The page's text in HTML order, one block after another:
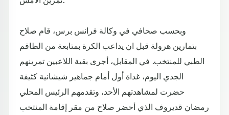
وبحسب صحافي في وكالة فرانس برس، قام صلاح
بتمارين هرولة قبل ان يداعب الكرة بمتابعة من الطاقم
الطبي للمنتخب. في المقابل، أجرى بقية اللاعبين تمرينهم
الجدي اليوم، غداة أول أمام جماهير شيشانية كثيفة
حضرت لمشاهدتهم الأحد، وتقدمهم الرئيس المحلي
رمضان قديروف الذي أحضر صلاح من مقر إقامة المنتخب